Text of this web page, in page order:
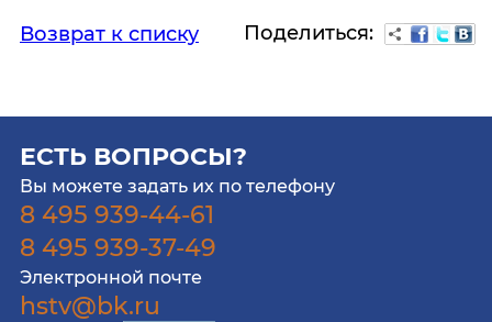
Возврат к списку
Поделиться:
ЕСТЬ ВОПРОСЫ?
Вы можете задать их по телефону
8 495 939-44-61
8 495 939-37-49
Электронной почте
hstv@bk.ru